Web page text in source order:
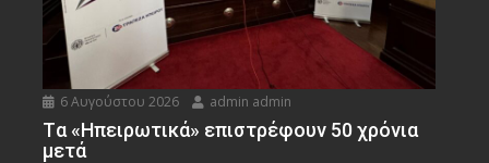
6 Αυγούστου 2026 admin admin
Tα «Ηπειρωτικά» επιστρέφουν 50 χρόνια
μετά